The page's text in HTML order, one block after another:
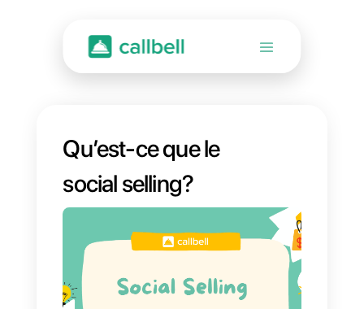
Qu’est-ce que le
social selling?